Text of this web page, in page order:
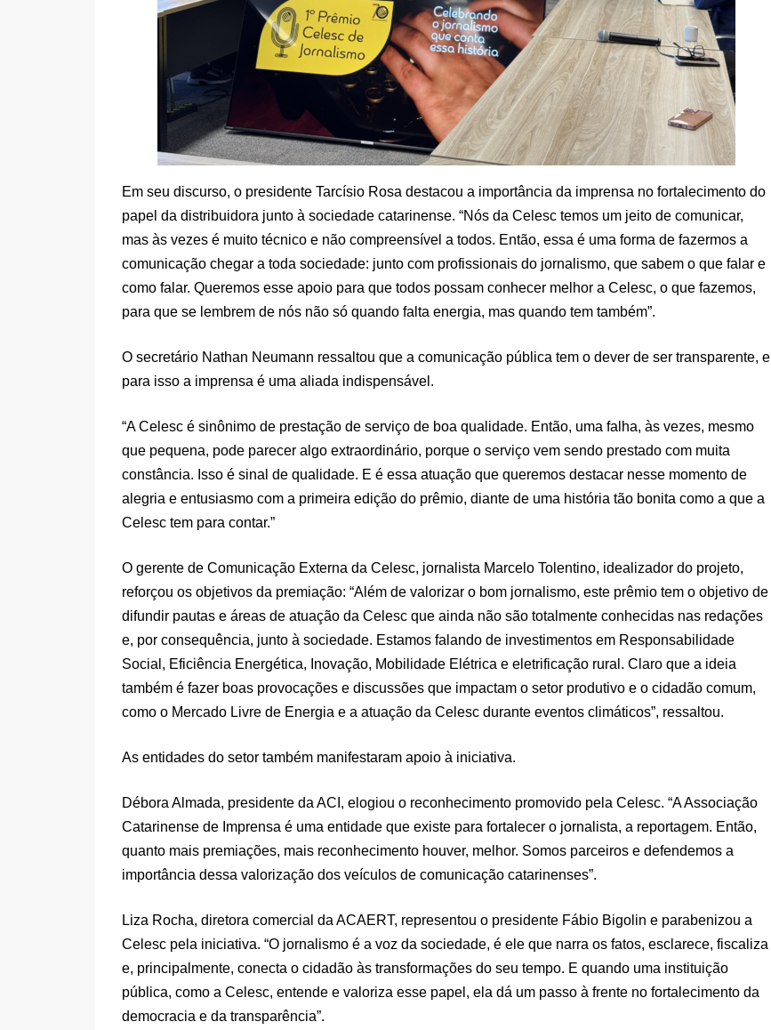
Em seu discurso, o presidente Tarcísio Rosa destacou a importância da imprensa no fortalecimento do
papel da distribuidora junto à sociedade catarinense. “Nós da Celesc temos um jeito de comunicar,
mas às vezes é muito técnico e não compreensível a todos. Então, essa é uma forma de fazermos a
comunicação chegar a toda sociedade: junto com profissionais do jornalismo, que sabem o que falar e
como falar. Queremos esse apoio para que todos possam conhecer melhor a Celesc, o que fazemos,
para que se lembrem de nós não só quando falta energia, mas quando tem também”.
O secretário Nathan Neumann ressaltou que a comunicação pública tem o dever de ser transparente, e
para isso a imprensa é uma aliada indispensável.
“A Celesc é sinônimo de prestação de serviço de boa qualidade. Então, uma falha, às vezes, mesmo
que pequena, pode parecer algo extraordinário, porque o serviço vem sendo prestado com muita
constância. Isso é sinal de qualidade. E é essa atuação que queremos destacar nesse momento de
alegria e entusiasmo com a primeira edição do prêmio, diante de uma história tão bonita como a que a
Celesc tem para contar.”
O gerente de Comunicação Externa da Celesc, jornalista Marcelo Tolentino, idealizador do projeto,
reforçou os objetivos da premiação: “Além de valorizar o bom jornalismo, este prêmio tem o objetivo de
difundir pautas e áreas de atuação da Celesc que ainda não são totalmente conhecidas nas redações
e, por consequência, junto à sociedade. Estamos falando de investimentos em Responsabilidade
Social, Eficiência Energética, Inovação, Mobilidade Elétrica e eletrificação rural. Claro que a ideia
também é fazer boas provocações e discussões que impactam o setor produtivo e o cidadão comum,
como o Mercado Livre de Energia e a atuação da Celesc durante eventos climáticos”, ressaltou.
As entidades do setor também manifestaram apoio à iniciativa.
Débora Almada, presidente da ACI, elogiou o reconhecimento promovido pela Celesc. “A Associação
Catarinense de Imprensa é uma entidade que existe para fortalecer o jornalista, a reportagem. Então,
quanto mais premiações, mais reconhecimento houver, melhor. Somos parceiros e defendemos a
importância dessa valorização dos veículos de comunicação catarinenses”.
Liza Rocha, diretora comercial da ACAERT, representou o presidente Fábio Bigolin e parabenizou a
Celesc pela iniciativa. “O jornalismo é a voz da sociedade, é ele que narra os fatos, esclarece, fiscaliza
e, principalmente, conecta o cidadão às transformações do seu tempo. E quando uma instituição
pública, como a Celesc, entende e valoriza esse papel, ela dá um passo à frente no fortalecimento da
democracia e da transparência”.